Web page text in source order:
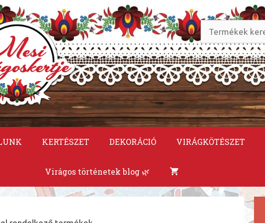
Keresés
a
következőre:
KERTÉSZET DEKORÁCIÓ VIRÁGKÖTÉSZET
Virágos történetek blog 🌿